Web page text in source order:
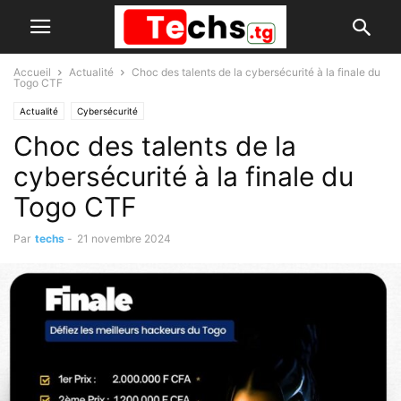
Accueil Actualité
Choc des talents de la cybersécurité à la finale du
Togo CTF
Actualité Cybersécurité
Choc des talents de la
cybersécurité à la finale du
Togo CTF
Par techs - 21 novembre 2024